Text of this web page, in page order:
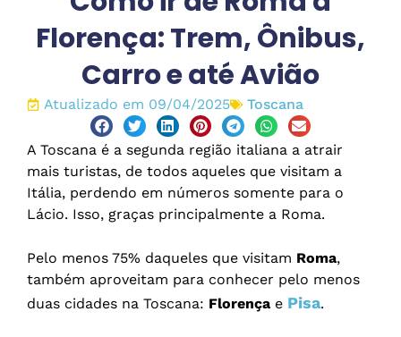
Florença: Trem, Ônibus,
Carro e até Avião
Atualizado em 09/04/2025 Toscana
A Toscana é a segunda região italiana a atrair
mais turistas, de todos aqueles que visitam a
Itália, perdendo em números somente para o
Lácio. Isso, graças principalmente a Roma.
Pelo menos 75% daqueles que visitam Roma,
também aproveitam para conhecer pelo menos
duas cidades na Toscana: Florença e Pisa.